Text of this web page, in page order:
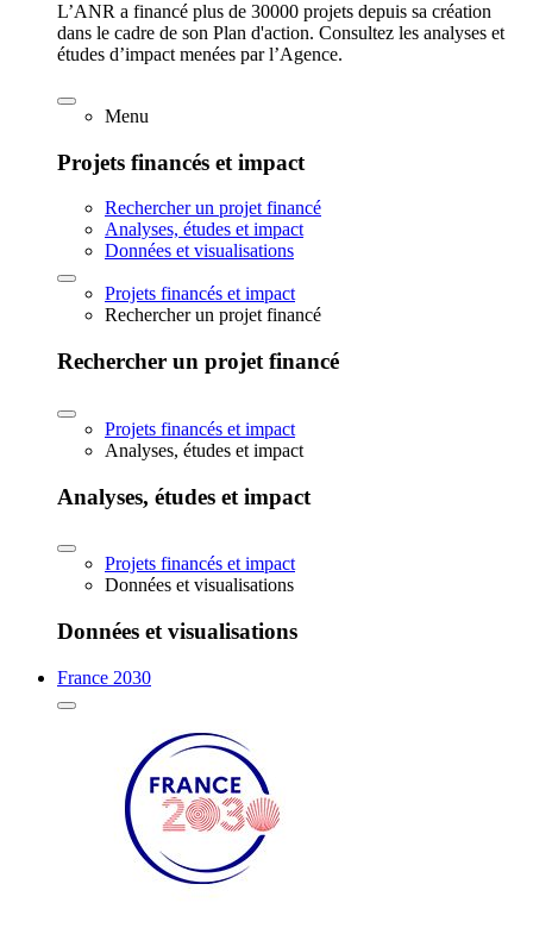
L’ANR a financé plus de 30000 projets depuis sa création
dans le cadre de son Plan d'action. Consultez les analyses et
études d’impact menées par l’Agence.
Menu
Projets financés et impact
Rechercher un projet financé
Analyses, études et impact
Données et visualisations
Projets financés et impact
Rechercher un projet financé
Rechercher un projet financé
Projets financés et impact
Analyses, études et impact
Analyses, études et impact
Projets financés et impact
Données et visualisations
Données et visualisations
France 2030